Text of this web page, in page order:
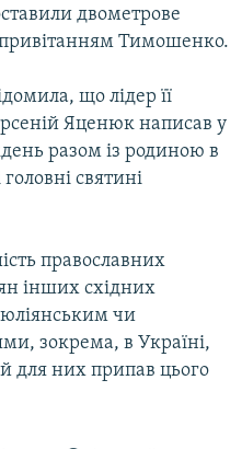
двометрове
Тимошенко.
що лідер її
Яценюк написав у
разом із родиною в
святині
православних
інших східних
юліянським чи
зокрема, в Україні,
для них припав цього